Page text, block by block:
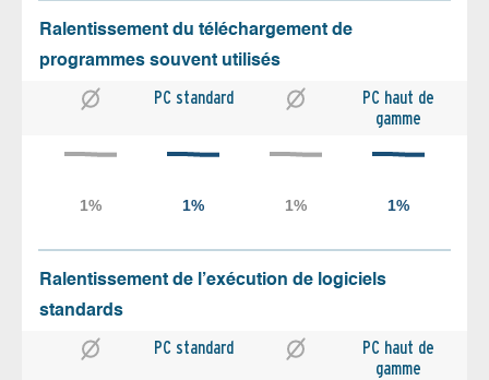
Ralentissement du téléchargement de
programmes souvent utilisés
PC standard
PC haut de
gamme
Ralentissement de l’exécution de logiciels
standards
PC standard
PC haut de
gamme